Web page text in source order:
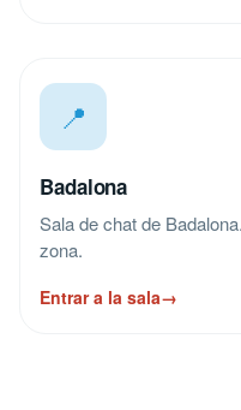
📍
Badalona
Sala de chat de
zona.
Entrar a la sala→